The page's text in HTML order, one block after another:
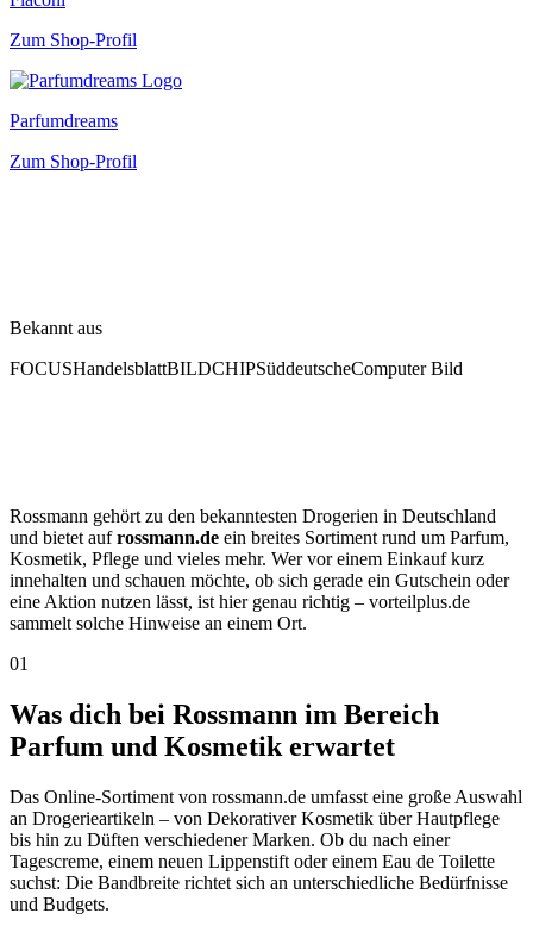
Zum Shop-Profil
Parfumdreams
Zum Shop-Profil
Bekannt aus
FOCUSHandelsblattBILDCHIPSüddeutscheComputer Bild
Rossmann gehört zu den bekanntesten Drogerien in Deutschland
und bietet aufrossmann.de ein breites Sortiment rund um Parfum,
Kosmetik, Pflege und vieles mehr. Wer vor einem Einkauf kurz
innehalten und schauen möchte, ob sich gerade ein Gutschein oder
eine Aktion nutzen lässt, ist hier genau richtig – vorteilplus.de
sammelt solche Hinweise an einem Ort.
01
Was dich bei Rossmann im Bereich
Parfum und Kosmetik erwartet
Das Online-Sortiment von rossmann.de umfasst eine große Auswahl
an Drogerieartikeln – von Dekorativer Kosmetik über Hautpflege
bis hin zu Düften verschiedener Marken. Ob du nach einer
Tagescreme, einem neuen Lippenstift oder einem Eau de Toilette
suchst: Die Bandbreite richtet sich an unterschiedliche Bedürfnisse
und Budgets.